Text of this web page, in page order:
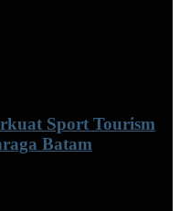
Sport Tourism
Batam